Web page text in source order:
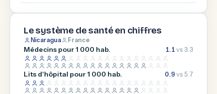
Le système de santé en chiffres
Nicaragua France
Médecins pour 1 000 hab. 1.1vs 3.3
Lits d'hôpital pour 1 000 hab. 0.9vs 5.7